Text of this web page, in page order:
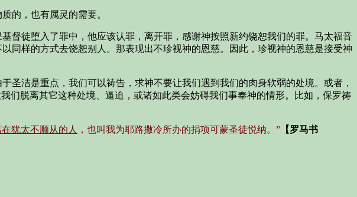
的，也有属灵的需要。
督徒堕入了罪中，他应该认罪，离开罪，感谢神按照新约饶恕我们的罪。马太福音
同样的方式去饶恕别人。那表现出不珍视神的恩慈。因此，珍视神的恩慈是接受神
洁是重点，我们可以祷告，求神不要让我们遇到我们的肉身软弱的处境。或者，
们脱离其它这种处境、逼迫，或诸如此类会妨碍我们事奉神的情形。比如，保罗祷
犹太不顺从的人 ，也叫我为耶路撒冷所办的捐项可蒙圣徒悦纳。” 【罗马书